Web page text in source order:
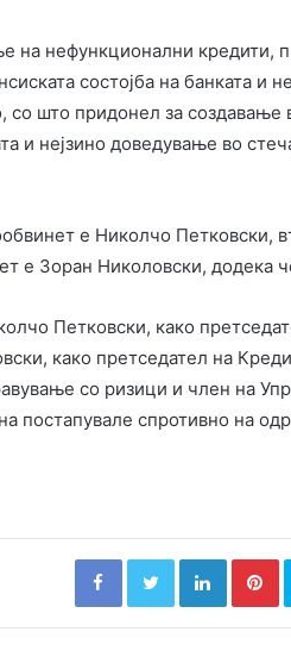
на нефункционални кредити,
состојба на банката и
што придонел за создавање
и нејзино доведување во
е Николчо Петковски,
е Зоран Николовски, додека
Петковски, како
како претседател на
со ризици и член на
постапувале спротивно на
FacebookTwitterLinkedIn